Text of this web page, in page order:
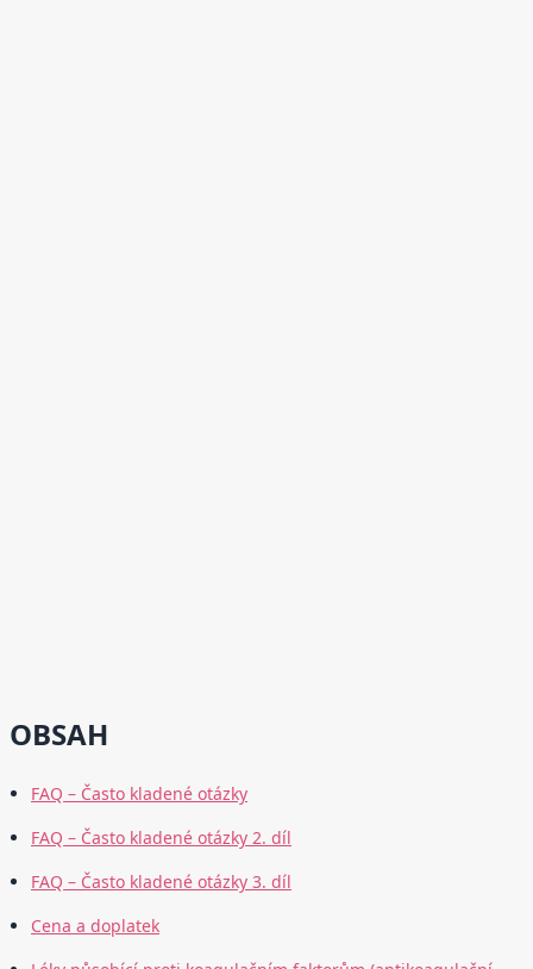
OBSAH
FAQ – Často kladené otázky
FAQ – Často kladené otázky 2. díl
FAQ – Často kladené otázky 3. díl
Cena a doplatek